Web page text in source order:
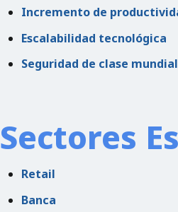
Incremento de
Escalabilidad tecnológica
Seguridad de clase mundial
Sectores
Retail
Banca